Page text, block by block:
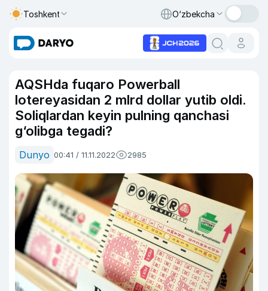
Toshkent O‘zbekcha
AQSHda fuqaro Powerball
lotereyasidan 2 mlrd dollar yutib oldi.
Soliqlardan keyin pulning qanchasi
g‘olibga tegadi?
Dunyo 00:41 / 11.11.2022 2985